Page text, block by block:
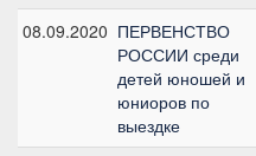
08.09.2020 ПЕРВЕНСТВО
РОССИИ среди
детей юношей и
юниоров по
выездке